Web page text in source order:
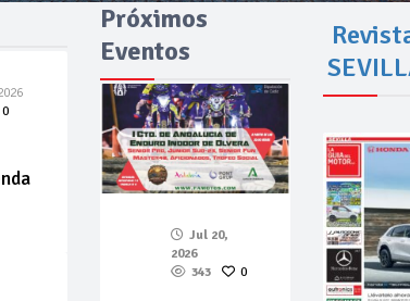
0
Próximos
Eventos
Jul 20,
2026
343
0